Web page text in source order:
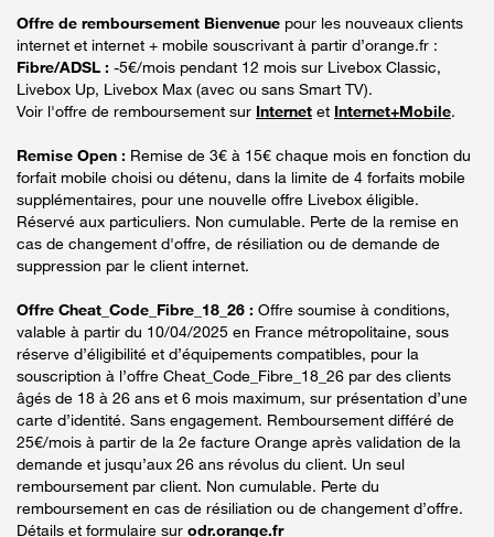
Offre de remboursement Bienvenue pour les nouveaux clients
internet et internet + mobile souscrivant à partir d’orange.fr :
Fibre/ADSL : -5€/mois pendant 12 mois sur Livebox Classic,
Livebox Up, Livebox Max (avec ou sans Smart TV).
Voir l'offre de remboursement sur Internet et Internet+Mobile.
Remise Open : Remise de 3€ à 15€ chaque mois en fonction du
forfait mobile choisi ou détenu, dans la limite de 4 forfaits mobile
supplémentaires, pour une nouvelle offre Livebox éligible.
Réservé aux particuliers. Non cumulable. Perte de la remise en
cas de changement d'offre, de résiliation ou de demande de
suppression par le client internet.
Offre Cheat_Code_Fibre_18_26 : Offre soumise à conditions,
valable à partir du 10/04/2025 en France métropolitaine, sous
réserve d’éligibilité et d’équipements compatibles, pour la
souscription à l’offre Cheat_Code_Fibre_18_26 par des clients
âgés de 18 à 26 ans et 6 mois maximum, sur présentation d’une
carte d’identité. Sans engagement. Remboursement différé de
25€/mois à partir de la 2e facture Orange après validation de la
demande et jusqu’aux 26 ans révolus du client. Un seul
remboursement par client. Non cumulable. Perte du
remboursement en cas de résiliation ou de changement d’offre.
Détails et formulaire sur odr.orange.fr